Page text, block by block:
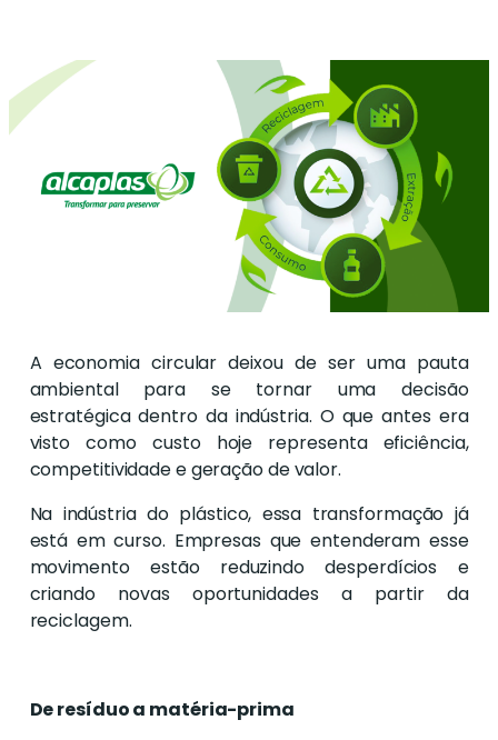
A economia circular deixou de ser uma pauta
ambiental para se tornar uma decisão
estratégica dentro da indústria. O que antes era
visto como custo hoje representa eficiência,
competitividade e geração de valor.
Na indústria do plástico, essa transformação já
está em curso. Empresas que entenderam esse
movimento estão reduzindo desperdícios e
criando novas oportunidades a partir da
reciclagem.
De resíduo a matéria-prima